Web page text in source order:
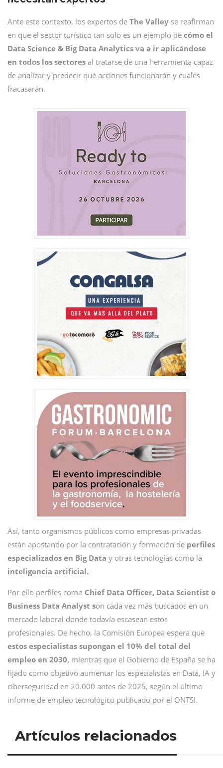
Ante este contexto, los expertos de The Valley se reafirman
en que el sector turístico tan solo es un ejemplo de cómo el
Data Science & Big Data Analytics va a ir aplicándose
en todos los sectores al tratarse de una herramienta capaz
de analizar y predecir qué acciones funcionarán y cuáles
fracasarán.
Así, tanto organismos públicos como empresas privadas
están apostando por la contratación y formación de perfiles
especializados en Big Data y otras tecnologías como la
inteligencia artificial.
Por ello perfiles como Chief Data Officer, Data Scientist o
Business Data Analyst son cada vez más buscados en un
mercado laboral donde todavía escasean estos
profesionales. De hecho, la Comisión Europea espera que
estos especialistas supongan el 10% del total del
empleo en 2030, mientras que el Gobierno de España se ha
fijado como objetivo aumentar los especialistas en Data, IA y
ciberseguridad en 20.000 antes de 2025, según el último
informe de empleo tecnológico publicado por el ONTSI.
Artículos relacionados